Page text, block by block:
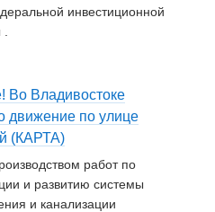
инвестиционной
Во Владивостоке
движение по улице
(КАРТА)
работ по
и развитию системы
и канализации